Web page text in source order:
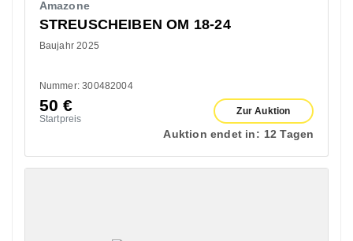
Amazone
STREUSCHEIBEN OM 18-24
Baujahr 2025
Nummer: 300482004
50€
Startpreis
Zur Auktion
Auktion endet in: 12 Tagen